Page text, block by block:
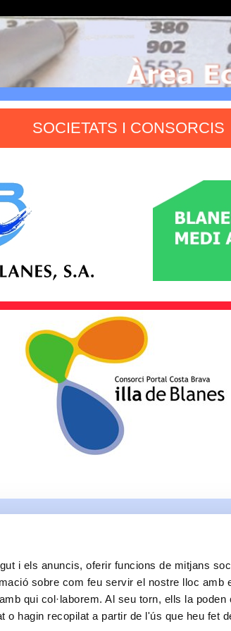
i els anuncis, oferir funcions de mitjans
sobre com feu servir el nostre lloc amb
qui col·laborem. Al seu torn, ells la poden
o hagin recopilat a partir de l'ús que heu fet
SOCIETATS I CONSORCIS
09/27/2001| Data de la darrera actualització:05/16/2017
contacte Protecció de dades
Bones pràctiques